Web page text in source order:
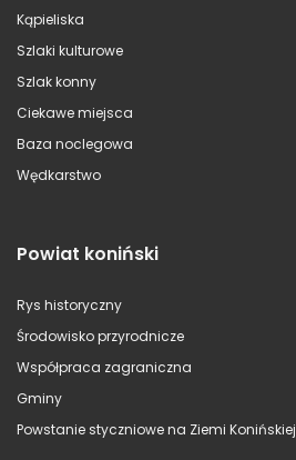
Kąpieliska
Szlaki kulturowe
Szlak konny
Ciekawe miejsca
Baza noclegowa
Wędkarstwo
Powiat koniński
Rys historyczny
Środowisko przyrodnicze
Współpraca zagraniczna
Gminy
Powstanie styczniowe na Ziemi Konińskiej